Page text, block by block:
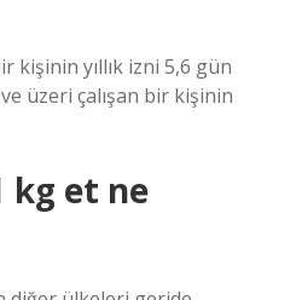
kişinin yıllık izni 5,6 gün
üzeri çalışan bir kişinin
kg et ne